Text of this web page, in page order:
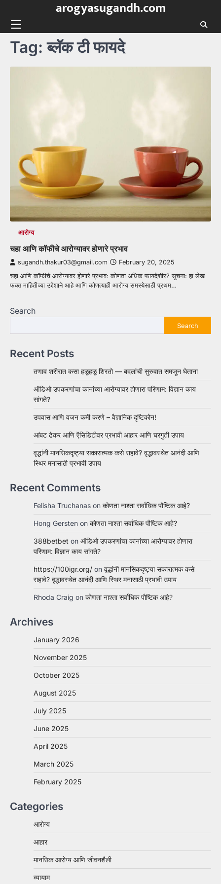
content
arogyasugandh.com
Tag:ब्लॅक टी फायदे
आरोग्य
चहा आणि कॉफीचे आरोग्यावर होणारे प्रभाव
sugandh.thakur03@gmail.com February 20, 2025
चहा आणि कॉफीचे आरोग्यावर होणारे प्रभाव: कोणता अधिक फायदेशीर? सूचना: हा लेख
फक्त माहितीच्या उद्देशाने आहे आणि कोणत्याही आरोग्य समस्येसाठी प्रथम…
Search
Search
Recent Posts
तणाव शरीरात कसा हळूहळू शिरतो — बदलांची सुरुवात समजून घेताना
ऑडिओ उपकरणांचा कानांच्या आरोग्यावर होणारा परिणाम: विज्ञान काय
सांगते?
उपवास आणि वजन कमी करणे – वैज्ञानिक दृष्टिकोन!
आंबट ढेकर आणि ऍसिडिटीवर प्रभावी आहार आणि घरगुती उपाय
वृद्धांनी मानसिकदृष्ट्या सकारात्मक कसे राहावे? वृद्धावस्थेत आनंदी आणि
स्थिर मनासाठी प्रभावी उपाय
Recent Comments
Felisha Truchanas on कोणता नाश्ता सर्वाधिक पौष्टिक आहे?
Hong Gersten on कोणता नाश्ता सर्वाधिक पौष्टिक आहे?
388betbet on ऑडिओ उपकरणांचा कानांच्या आरोग्यावर होणारा
परिणाम: विज्ञान काय सांगते?
https://100igr.org/ on वृद्धांनी मानसिकदृष्ट्या सकारात्मक कसे
राहावे? वृद्धावस्थेत आनंदी आणि स्थिर मनासाठी प्रभावी उपाय
Rhoda Craig on कोणता नाश्ता सर्वाधिक पौष्टिक आहे?
Archives
January 2026
November 2025
October 2025
August 2025
July 2025
June 2025
April 2025
March 2025
February 2025
Categories
आरोग्य
आहार
मानसिक आरोग्य आणि जीवनशैली
व्यायाम